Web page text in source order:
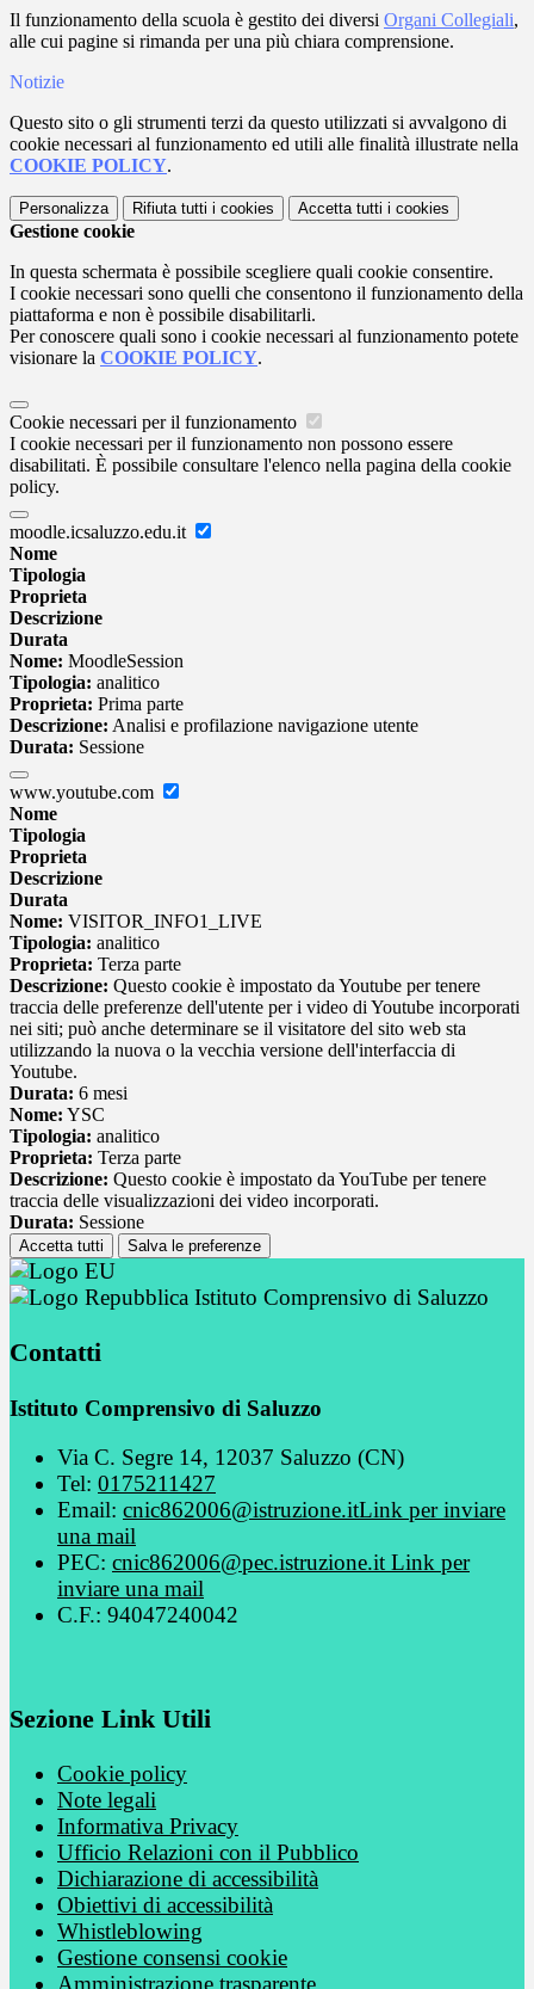
Il funzionamento della scuola è gestito dei diversi Organi Collegiali,
alle cui pagine si rimanda per una più chiara comprensione.
Notizie
Questo sito o gli strumenti terzi da questo utilizzati si avvalgono di
cookie necessari al funzionamento ed utili alle finalità illustrate nella
COOKIE POLICY.
Personalizza Rifiuta tutti i cookies Accetta tutti i cookies
Gestione cookie
In questa schermata è possibile scegliere quali cookie consentire.
I cookie necessari sono quelli che consentono il funzionamento della
piattaforma e non è possibile disabilitarli.
Per conoscere quali sono i cookie necessari al funzionamento potete
visionare la COOKIE POLICY.
Cookie necessari per il funzionamento
I cookie necessari per il funzionamento non possono essere
disabilitati. È possibile consultare l'elenco nella pagina della cookie
policy.
moodle.icsaluzzo.edu.it
Nome
Tipologia
Proprieta
Descrizione
Durata
Nome: MoodleSession
Tipologia: analitico
Proprieta: Prima parte
Descrizione: Analisi e profilazione navigazione utente
Durata: Sessione
www.youtube.com
Nome
Tipologia
Proprieta
Descrizione
Durata
Nome: VISITOR_INFO1_LIVE
Tipologia: analitico
Proprieta: Terza parte
Descrizione: Questo cookie è impostato da Youtube per tenere
traccia delle preferenze dell'utente per i video di Youtube incorporati
nei siti; può anche determinare se il visitatore del sito web sta
utilizzando la nuova o la vecchia versione dell'interfaccia di
Youtube.
Durata: 6 mesi
Nome: YSC
Tipologia: analitico
Proprieta: Terza parte
Descrizione: Questo cookie è impostato da YouTube per tenere
traccia delle visualizzazioni dei video incorporati.
Durata: Sessione
Accetta tutti Salva le preferenze
Istituto Comprensivo di Saluzzo
Contatti
Istituto Comprensivo di Saluzzo
Via C. Segre 14, 12037 Saluzzo (CN)
Tel: 0175211427
Email: cnic862006@istruzione.itLink per inviare
una mail
PEC: cnic862006@pec.istruzione.it Link per
inviare una mail
C.F.: 94047240042
Sezione Link Utili
Cookie policy
Note legali
Informativa Privacy
Ufficio Relazioni con il Pubblico
Dichiarazione di accessibilità
Obiettivi di accessibilità
Whistleblowing
Gestione consensi cookie
Amministrazione trasparente